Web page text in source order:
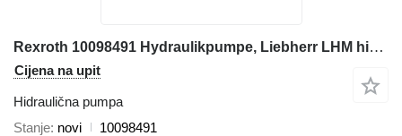
Rexroth 10098491 Hydraulikpumpe, Liebherr LHM hidraulična pumpa za Liebherr LHM građevinskog stroja
Cijena na upit
Hidraulična pumpa
Stanje novi
10098491